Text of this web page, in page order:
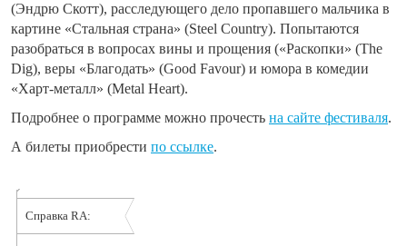
(Эндрю Скотт), расследующего дело пропавшего мальчика в
картине «Стальная страна» (Steel Country). Попытаются
разобраться в вопросах вины и прощения («Раскопки» (The
Dig), веры «Благодать» (Good Favour) и юмора в комедии
«Харт-металл» (Metal Heart).
Подробнее о программе можно прочесть на сайте фестиваля.
А билеты приобрести по ссылке.
Справка RA: